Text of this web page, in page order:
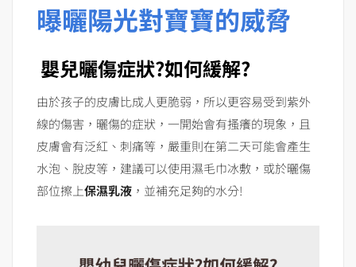
曝曬陽光對寶寶的威脅
嬰兒曬傷症狀?如何緩解?
由於孩子的皮膚比成人更脆弱，所以更容易受到紫外
線的傷害，曬傷的症狀，一開始會有搔癢的現象，且
皮膚會有泛紅、刺痛等，嚴重則在第二天可能會產生
水泡、脫皮等，建議可以使用濕毛巾冰敷，或於曬傷
部位擦上保濕乳液 ，並補充足夠的水分!